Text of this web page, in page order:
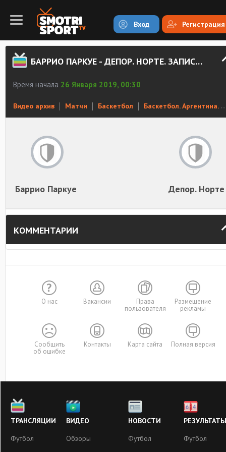
Вход Регистрация
БАРРИО ПАРКУЕ - ДЕПОР. НОРТЕ. ЗАПИСЬ МАТЧА
Время начала 26 Января 2019, 00:30
Видео архив Матчи Баскетбол Баскетбол. Аргентина. TNA
Баррио Паркуе Депор. Норте
КОММЕНТАРИИ
О нас Вакансии
Права
пользователя
Размещение
рекламы
Сообщить
об ошибке
Контакты Карта сайта Полная версия
ТРАНСЛЯЦИИ
Футбол
ВИДЕО
Обзоры
НОВОСТИ
Футбол
РЕЗУЛЬТАТЫ
Футбол